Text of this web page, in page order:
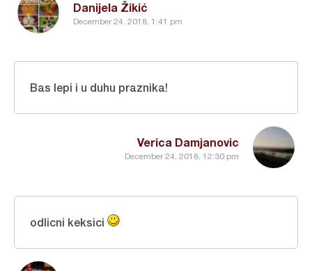
Danijela Žikić
December 24, 2018, 1:41 pm
Verica Damjanovic
December 24, 2018, 12:30 pm
Bas lepi i u duhu praznika!
odlicni keksici